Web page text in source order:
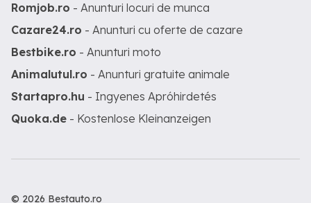
Romjob.ro - Anunturi locuri de munca
Cazare24.ro - Anunturi cu oferte de cazare
Bestbike.ro - Anunturi moto
Animalutul.ro - Anunturi gratuite animale
Startapro.hu - Ingyenes Apróhirdetés
Quoka.de - Kostenlose Kleinanzeigen
© 2026 Bestauto.ro